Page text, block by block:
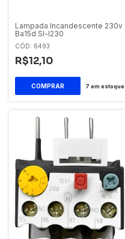
Lampada Incandescente 230v
Ba15d Sl-l230
CÓD: 6493
R$12,10
7 em estoque